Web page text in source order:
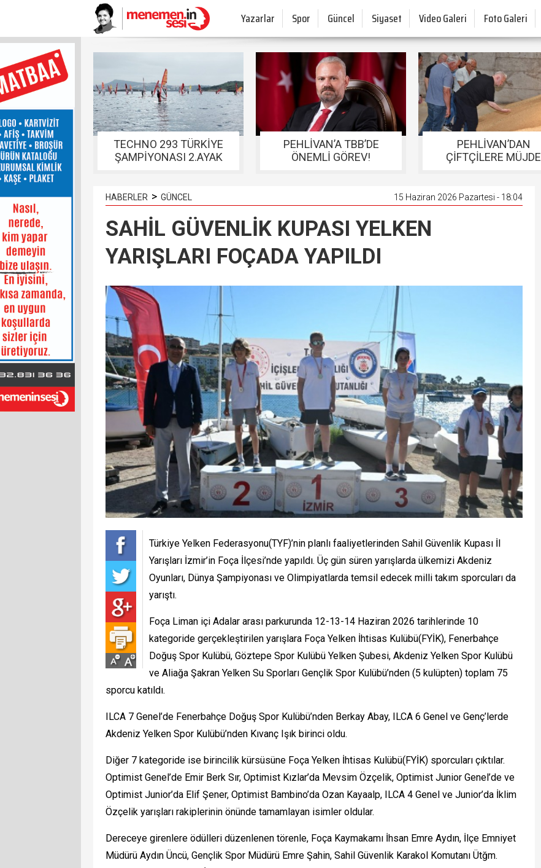
Yazarlar Spor Güncel Siyaset Video Galeri Foto Galeri
TECHNO 293 TÜRKİYE
ŞAMPİYONASI 2.AYAK
PEHLİVAN’A TBB’DE
ÖNEMLİ GÖREV!
PEHLİVAN’DAN
ÇİFTÇİLERE MÜJDE
HABERLER > GÜNCEL 15 Haziran 2026 Pazartesi - 18:04
SAHİL GÜVENLİK KUPASI YELKEN
YARIŞLARI FOÇADA YAPILDI
Türkiye Yelken Federasyonu(TYF)’nin planlı faaliyetlerinden Sahil Güvenlik Kupası İl
Yarışları İzmir’in Foça İlçesi’nde yapıldı. Üç gün süren yarışlarda ülkemizi Akdeniz
Oyunları, Dünya Şampiyonası ve Olimpiyatlarda temsil edecek milli takım sporcuları da
yarıştı.
Foça Liman içi Adalar arası parkurunda 12-13-14 Haziran 2026 tarihlerinde 10
kategoride gerçekleştirilen yarışlara Foça Yelken İhtisas Kulübü(FYİK), Fenerbahçe
Doğuş Spor Kulübü, Göztepe Spor Kulübü Yelken Şubesi, Akdeniz Yelken Spor Kulübü
ve Aliağa Şakran Yelken Su Sporları Gençlik Spor Kulübü’nden (5 kulüpten) toplam 75
sporcu katıldı.
ILCA 7 Genel’de Fenerbahçe Doğuş Spor Kulübü’nden Berkay Abay, ILCA 6 Genel ve Genç’lerde
Akdeniz Yelken Spor Kulübü’nden Kıvanç Işık birinci oldu.
Diğer 7 kategoride ise birincilik kürsüsüne Foça Yelken İhtisas Kulübü(FYİK) sporcuları çıktılar.
Optimist Genel’de Emir Berk Sır, Optimist Kızlar’da Mevsim Özçelik, Optimist Junior Genel’de ve
Optimist Junior’da Elif Şener, Optimist Bambino’da Ozan Kayaalp, ILCA 4 Genel ve Junior’da İklim
Özçelik yarışları rakiplerinin önünde tamamlayan isimler oldular.
Dereceye girenlere ödülleri düzenlenen törenle, Foça Kaymakamı İhsan Emre Aydın, İlçe Emniyet
Müdürü Aydın Üncü, Gençlik Spor Müdürü Emre Şahin, Sahil Güvenlik Karakol Komutanı Ütğm.